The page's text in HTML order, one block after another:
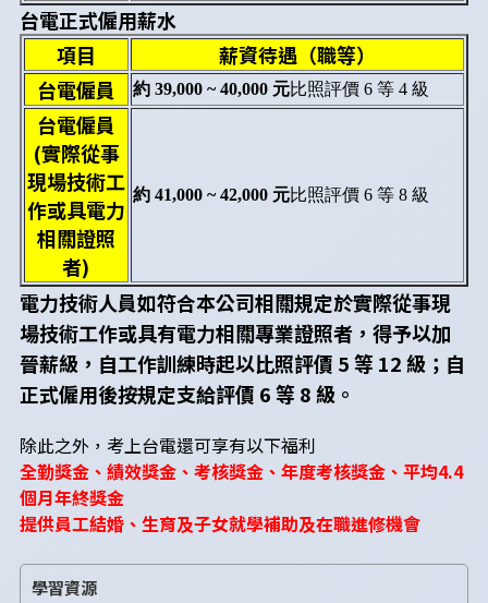
台電正式僱用薪水
項目
薪資待遇（職等）
台電僱員
約 39,000 ~ 40,000 元比照評價 6 等 4 級
台電僱員
(實際從事
現場技術工
作或具電力
相關證照
者)
約 41,000 ~ 42,000 元比照評價 6 等 8 級
電力技術人員如符合本公司相關規定於實際從事現
場技術工作或具有電力相關專業證照者，得予以加
晉薪級，自工作訓練時起以比照評價 5 等 12 級；自
正式僱用後按規定支給評價 6 等 8 級。
除此之外，考上台電還可享有以下福利
全勤獎金、績效獎金、考核獎金、年度考核獎金、平均4.4
個月年終獎金
提供員工結婚、生育及子女就學補助及在職進修機會
學習資源